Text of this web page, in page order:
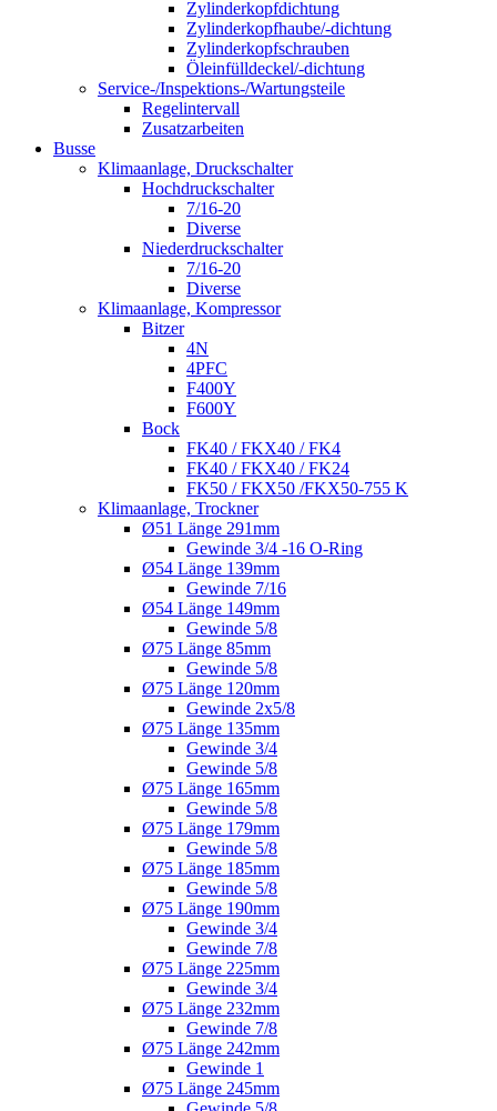
Zylinderkopfdichtung
Zylinderkopfhaube/-dichtung
Zylinderkopfschrauben
Öleinfülldeckel/-dichtung
Service-/Inspektions-/Wartungsteile
Regelintervall
Zusatzarbeiten
Busse
Klimaanlage, Druckschalter
Hochdruckschalter
7/16-20
Diverse
Niederdruckschalter
7/16-20
Diverse
Klimaanlage, Kompressor
Bitzer
4N
4PFC
F400Y
F600Y
Bock
FK40 / FKX40 / FK4
FK40 / FKX40 / FK24
FK50 / FKX50 /FKX50-755 K
Klimaanlage, Trockner
Ø51 Länge 291mm
Gewinde 3/4 -16 O-Ring
Ø54 Länge 139mm
Gewinde 7/16
Ø54 Länge 149mm
Gewinde 5/8
Ø75 Länge 85mm
Gewinde 5/8
Ø75 Länge 120mm
Gewinde 2x5/8
Ø75 Länge 135mm
Gewinde 3/4
Gewinde 5/8
Ø75 Länge 165mm
Gewinde 5/8
Ø75 Länge 179mm
Gewinde 5/8
Ø75 Länge 185mm
Gewinde 5/8
Ø75 Länge 190mm
Gewinde 3/4
Gewinde 7/8
Ø75 Länge 225mm
Gewinde 3/4
Ø75 Länge 232mm
Gewinde 7/8
Ø75 Länge 242mm
Gewinde 1
Ø75 Länge 245mm